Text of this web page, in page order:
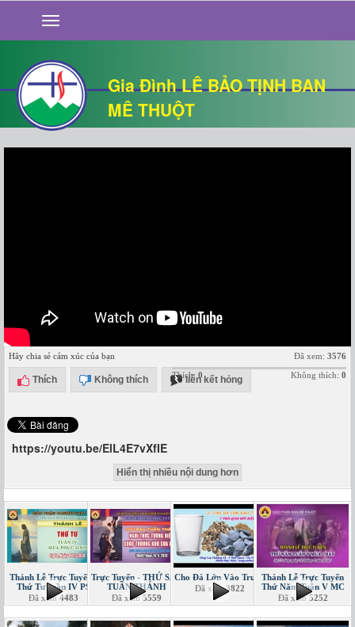
Gia Đình LÊ BẢO TỊNH BAN
MÊ THUỘT
GIỚI THIỆU
TIN TỨC
SỐNG ĐẠO
CHUYỆN NHÀ
QUÁN VĂN
Hãy chia sẻ cảm xúc của bạn
Thích Không thích liên kết hỏng
Đã xem: 3576
Thích: 0 Không thích: 0
https://youtu.be/ElL4E7vXfIE
Hiển thị nhiều nội dung hơn
Thánh Lễ Trực Tuyến -
Thứ Tư tuần IV PS
Đã xem4483
Trực Tuyến - THỨ SÁU
TUẦN THÁNH
Đã xem5559
Cho Đá Lớn Vào Trước
Đã xem3822
Thánh Lễ Trực Tuyến
Thứ Năm Tuần V MC
Đã xem5252